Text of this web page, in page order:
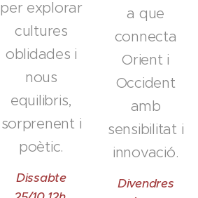
per explorar
cultures
oblidades i
nous
equilibris,
sorprenent i
poètic.
Dissabte
a que
connecta
Orient i
Occident
amb
sensibilitat i
innovació.
Divendres